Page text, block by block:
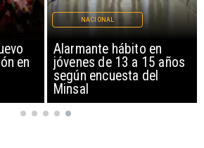
Alarmante hábito en
jóvenes de 13 a 15 años
según encuesta del
Parque
con